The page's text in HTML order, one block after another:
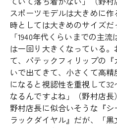
スポーツモデルは大きめに
時としては大きめのサイズだ
「1940年代くらいまでの主
は一回り大きくなっている
て、パテックフィリップの
いで出てきて、小さくて高精
になると視認性を重視して
なるんですよね」（野村店長）
野村店長に似合いそうな『
ラックダイヤル』だが、「